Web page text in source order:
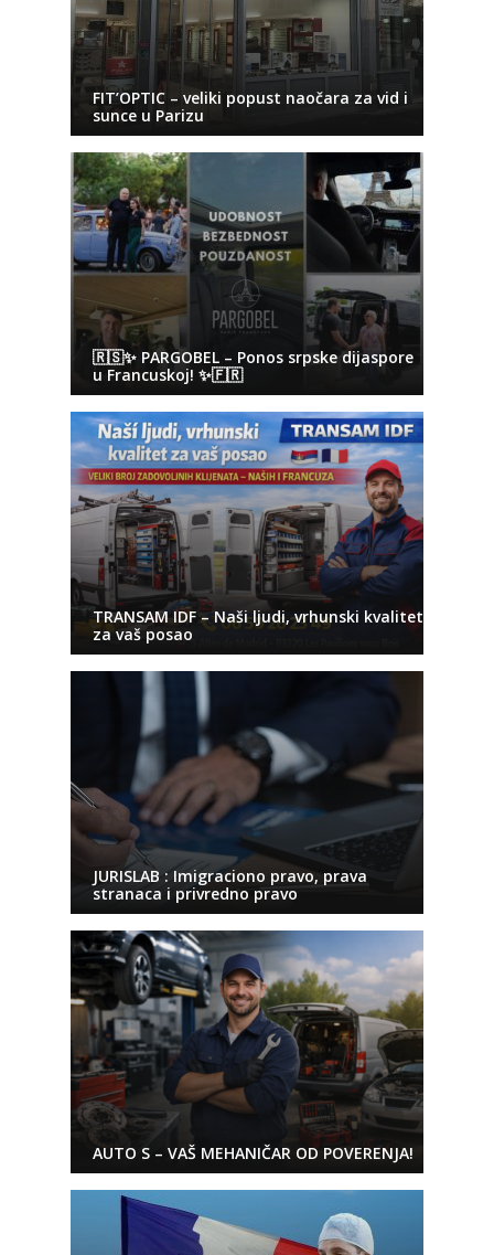
FIT’OPTIC – veliki popust naočara za vid i
sunce u Parizu
🇷🇸✨ PARGOBEL – Ponos srpske dijaspore
u Francuskoj! ✨🇫🇷
TRANSAM IDF – Naši ljudi, vrhunski kvalitet
za vaš posao
JURISLAB : Imigraciono pravo, prava
stranaca i privredno pravo
AUTO S – VAŠ MEHANIČAR OD POVERENJA!